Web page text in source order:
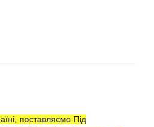
поставляємо Під